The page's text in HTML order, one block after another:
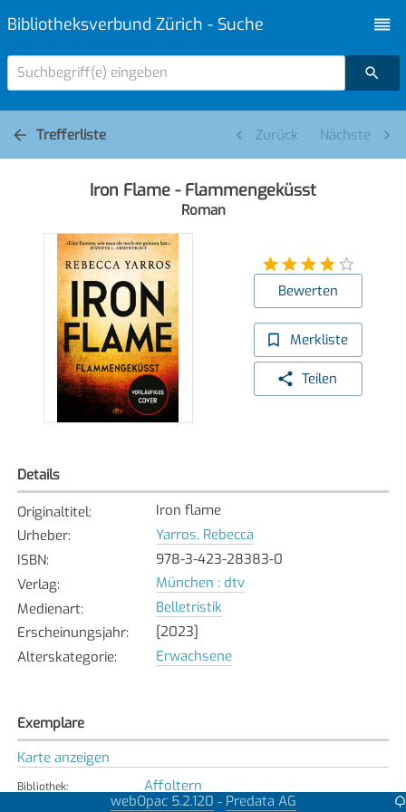
Bibliotheksverbund Zürich - Suche
Suchbegriff(e) eingeben
Trefferliste Zurück Nächste
Iron Flame - Flammengeküsst
Roman
Bewerten
Merkliste
Teilen
Details
Originaltitel:
Iron flame
Urheber:
Yarros, Rebecca
ISBN:
978-3-423-28383-0
Verlag:
München : dtv
Medienart:
Belletristik
Erscheinungsjahr:
[2023]
Alterskategorie: Erwachsene
Exemplare
Karte anzeigen
Bibliothek: Affoltern
Nicht verfügbar
webOpac 5.2.120 - Predata AG